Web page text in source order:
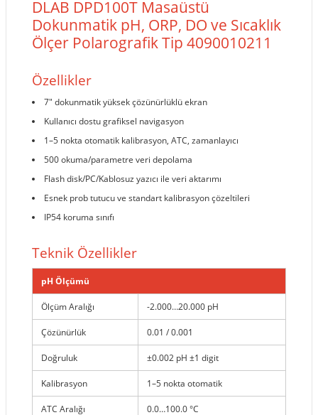
DLAB DPD100T Masaüstü
Dokunmatik pH, ORP, DO ve Sıcaklık
Ölçer Polarografik Tip 4090010211
Özellikler
7" dokunmatik yüksek çözünürlüklü ekran
Kullanıcı dostu grafiksel navigasyon
1–5 nokta otomatik kalibrasyon, ATC, zamanlayıcı
500 okuma/parametre veri depolama
Flash disk/PC/Kablosuz yazıcı ile veri aktarımı
Esnek prob tutucu ve standart kalibrasyon çözeltileri
IP54 koruma sınıfı
Teknik Özellikler
pH Ölçümü
Ölçüm Aralığı -2.000…20.000 pH
Çözünürlük 0.01 / 0.001
Doğruluk ±0.002 pH ±1 digit
Kalibrasyon 1–5 nokta otomatik
ATC Aralığı 0.0…100.0 °C